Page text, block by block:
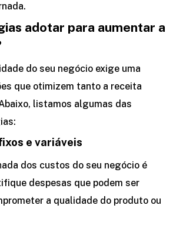
adotar para aumentar a
do seu negócio exige uma
que otimizem tanto a receita
listamos algumas das
e variáveis
dos custos do seu negócio é
despesas que podem ser
a qualidade do produto ou